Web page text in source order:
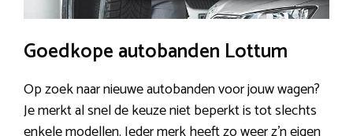
Goedkope autobanden Lottum
Op zoek naar nieuwe autobanden voor jouw wagen?
Je merkt al snel de keuze niet beperkt is tot slechts